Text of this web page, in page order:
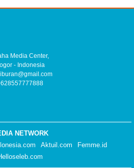
Media Center,
- Indonesia
NETWORK
Aktuil.com
Femme.id